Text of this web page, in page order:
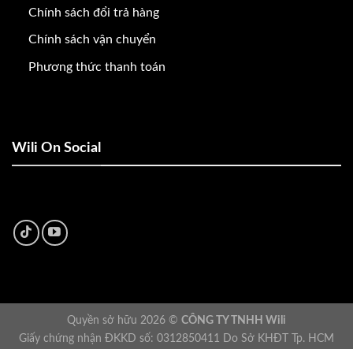
Chính sách đổi trả hàng
Chính sách vận chuyển
Phương thức thanh toán
Wili On Social
Quyền sở hữu 2026 © CÔNG TY TNHH Wili
Giấy chứng nhận ĐKKD số: 0312850411 Do Sở KHĐT Tp. HCM